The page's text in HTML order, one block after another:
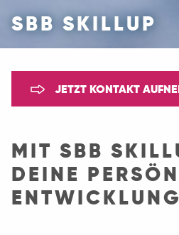
SBB SKILLUP
JETZT KONTAKT
MIT SBB
DEINE
ENTWICKLUNG